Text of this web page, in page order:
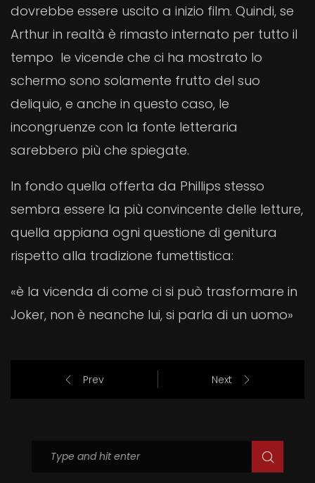
dovrebbe essere uscito a inizio film. Quindi, se
Arthur in realtà è rimasto internato per tutto il
tempo le vicende che ci ha mostrato lo
schermo sono solamente frutto del suo
deliquio, e anche in questo caso, le
incongruenze con la fonte letteraria
sarebbero più che spiegate.
In fondo quella offerta da Phillips stesso
sembra essere la più convincente delle letture,
quella appiana ogni questione di genitura
rispetto alla tradizione fumettistica:
«è la vicenda di come ci si può trasformare in
Joker, non è neanche lui, si parla di un uomo»
Prev Next